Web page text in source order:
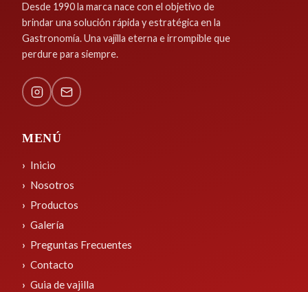
Desde 1990 la marca nace con el objetivo de
brindar una solución rápida y estratégica en la
Gastronomía. Una vajilla eterna e irrompible que
perdure para siempre.
MENÚ
Inicio
Nosotros
Productos
Galería
Preguntas Frecuentes
Contacto
Guia de vajilla